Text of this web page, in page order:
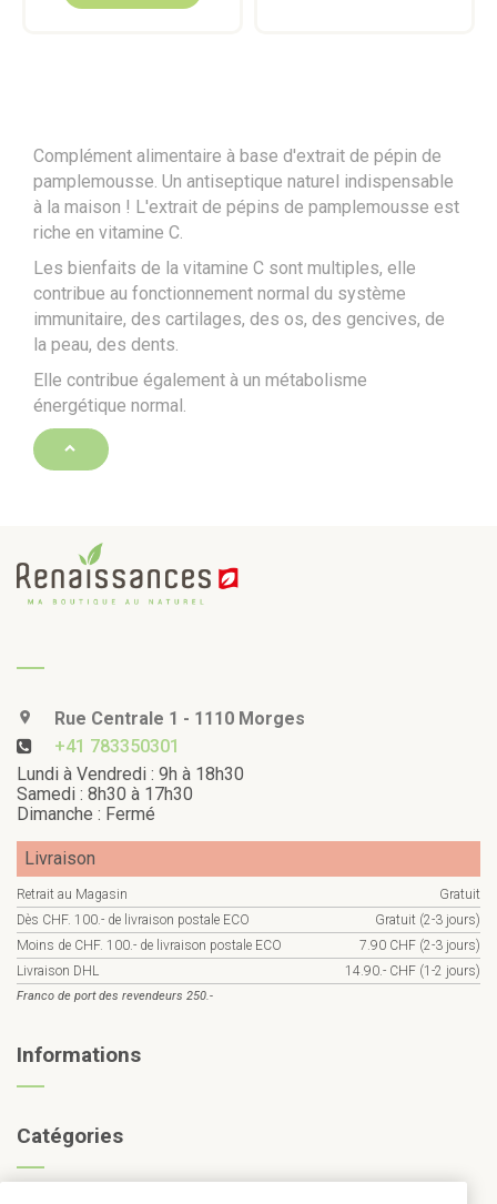
Complément alimentaire à base d'extrait de pépin de
pamplemousse. Un antiseptique naturel indispensable
à la maison ! L'extrait de pépins de pamplemousse est
riche en vitamine C.
Les bienfaits de la vitamine C sont multiples, elle
contribue au fonctionnement normal du système
immunitaire, des cartilages, des os, des gencives, de
la peau, des dents.
Elle contribue également à un métabolisme
énergétique normal.
Rue Centrale 1 - 1110 Morges
+41 783350301
Lundi à Vendredi : 9h à 18h30
Samedi : 8h30 à 17h30
Dimanche : Fermé
Livraison
Retrait au Magasin
Gratuit
Dès CHF. 100.- de livraison postale ECO
Gratuit (2-3 jours)
Moins de CHF. 100.- de livraison postale ECO
7.90 CHF (2-3 jours)
Livraison DHL
14.90.- CHF (1-2 jours)
Franco de port des revendeurs 250.-
Informations
Catégories